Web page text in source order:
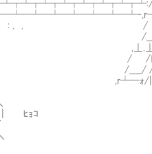
: .:.. : ::. : :: :. : . . /
:...:::: ::: :. : . . /＿
::::. : . . ,⊥.⊥/
ノ' / /ﾚ'| /
＿_/ / /|/
ｫ/|/|//|/
ｮｺ